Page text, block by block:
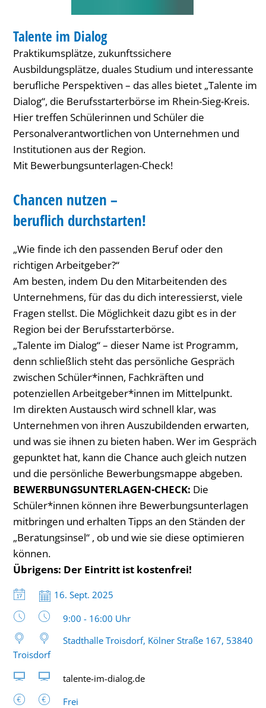
KATEGORIE: MESSE
Talente im Dialog
Praktikumsplätze, zukunftssichere
Ausbildungsplätze, duales Studium und interessante
berufliche Perspektiven – das alles bietet „Talente im
Dialog“, die Berufsstarterbörse im Rhein-Sieg-Kreis.
Hier treffen Schülerinnen und Schüler die
Personalverantwortlichen von Unternehmen und
Institutionen aus der Region.
Mit Bewerbungsunterlagen-Check!
Chancen nutzen –
beruflich durchstarten!
„Wie finde ich den passenden Beruf oder den
richtigen Arbeitgeber?“
Am besten, indem Du den Mitarbeitenden des
Unternehmens, für das du dich interessierst, viele
Fragen stellst. Die Möglichkeit dazu gibt es in der
Region bei der Berufsstarterbörse.
„Talente im Dialog“ – dieser Name ist Programm,
denn schließlich steht das persönliche Gespräch
zwischen Schüler*innen, Fachkräften und
potenziellen Arbeitgeber*innen im Mittelpunkt.
Im direkten Austausch wird schnell klar, was
Unternehmen von ihren Auszubildenden erwarten,
und was sie ihnen zu bieten haben. Wer im Gespräch
gepunktet hat, kann die Chance auch gleich nutzen
und die persönliche Bewerbungsmappe abgeben.
BEWERBUNGSUNTERLAGEN-CHECK: Die
Schüler*innen können ihre Bewerbungsunterlagen
mitbringen und erhalten Tipps an den Ständen der
„Beratungsinsel“ , ob und wie sie diese optimieren
können.
Übrigens: Der Eintritt ist kostenfrei!
Datum:
16. Sept. 2025
Uhrzeit:
9:00 - 16:00 Uhr
Stadthalle Troisdorf, Kölner Straße 167, 53840
Troisdorf
talente-im-dialog.de
Frei